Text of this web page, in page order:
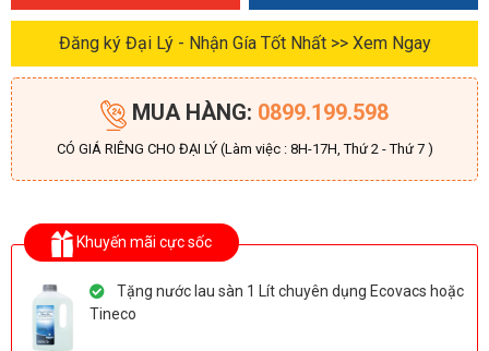
Đăng ký Đại Lý - Nhận Gía Tốt Nhất >> Xem Ngay
MUA HÀNG: 0899.199.598
CÓ GIÁ RIÊNG CHO ĐẠI LÝ (Làm việc : 8H-17H, Thứ 2 - Thứ 7 )
Khuyến mãi cực sốc
Tặng nước lau sàn 1 Lít chuyên dụng Ecovacs hoặc
Tineco